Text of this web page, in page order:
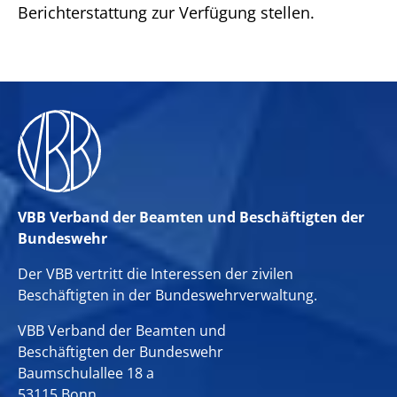
Berichterstattung zur Verfügung stellen.
VBB Verband der Beamten und Beschäftigten der
Bundeswehr
Der VBB vertritt die Interessen der zivilen
Beschäftigten in der Bundeswehrverwaltung.
VBB Verband der Beamten und
Beschäftigten der Bundeswehr
Baumschulallee 18 a